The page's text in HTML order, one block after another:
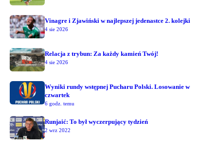
Vinagre i Zjawiński w najlepszej jedenastce 2. kolejki
4 sie 2026
Relacja z trybun: Za każdy kamień Twój!
4 sie 2026
Wyniki rundy wstępnej Pucharu Polski. Losowanie w
czwartek
6 godz. temu
Runjaić: To był wyczerpujący tydzień
2 wrz 2022